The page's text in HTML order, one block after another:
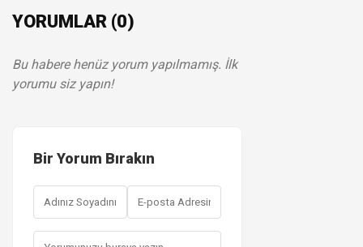
YORUMLAR (0)
Bu habere henüz yorum yapılmamış. İlk
yorumu siz yapın!
Bir Yorum Bırakın